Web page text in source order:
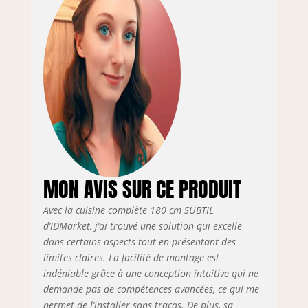
blanches avec
poignée de 11 cm,
cuisine ultra
fonctionnelle
Structure des
éléments et
façades en PB 15
mm - Plan de
travail de 2.5 cm
d'épaisseur 2
éléments bas de
profondeur + 3
éléments hauts de
32 cm de
profondeur + plan
de travail
MON AVIS SUR CE PRODUIT
Avec la cuisine complète 180 cm SUBTIL
d’IDMarket, j’ai trouvé une solution qui excelle
dans certains aspects tout en présentant des
limites claires. La facilité de montage est
indéniable grâce à une conception intuitive qui ne
demande pas de compétences avancées, ce qui me
permet de l’installer sans tracas. De plus, sa